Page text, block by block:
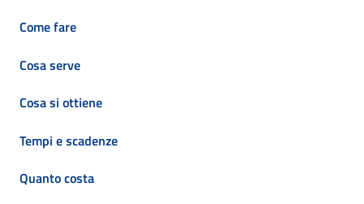
Come fare
Cosa serve
Cosa si ottiene
Tempi e scadenze
Quanto costa